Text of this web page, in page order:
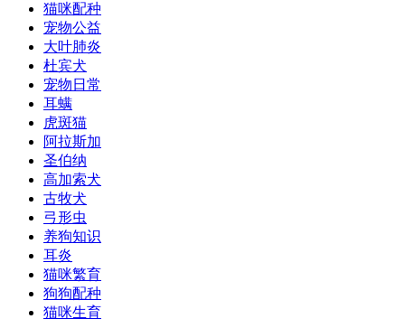
猫咪配种
宠物公益
大叶肺炎
杜宾犬
宠物日常
耳螨
虎斑猫
阿拉斯加
圣伯纳
高加索犬
古牧犬
弓形虫
养狗知识
耳炎
猫咪繁育
狗狗配种
猫咪生育